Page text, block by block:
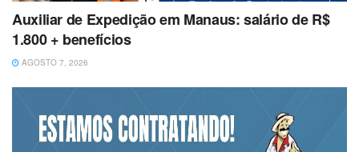
Auxiliar de Expedição em Manaus: salário de R$
1.800 + benefícios
AGOSTO 7, 2026